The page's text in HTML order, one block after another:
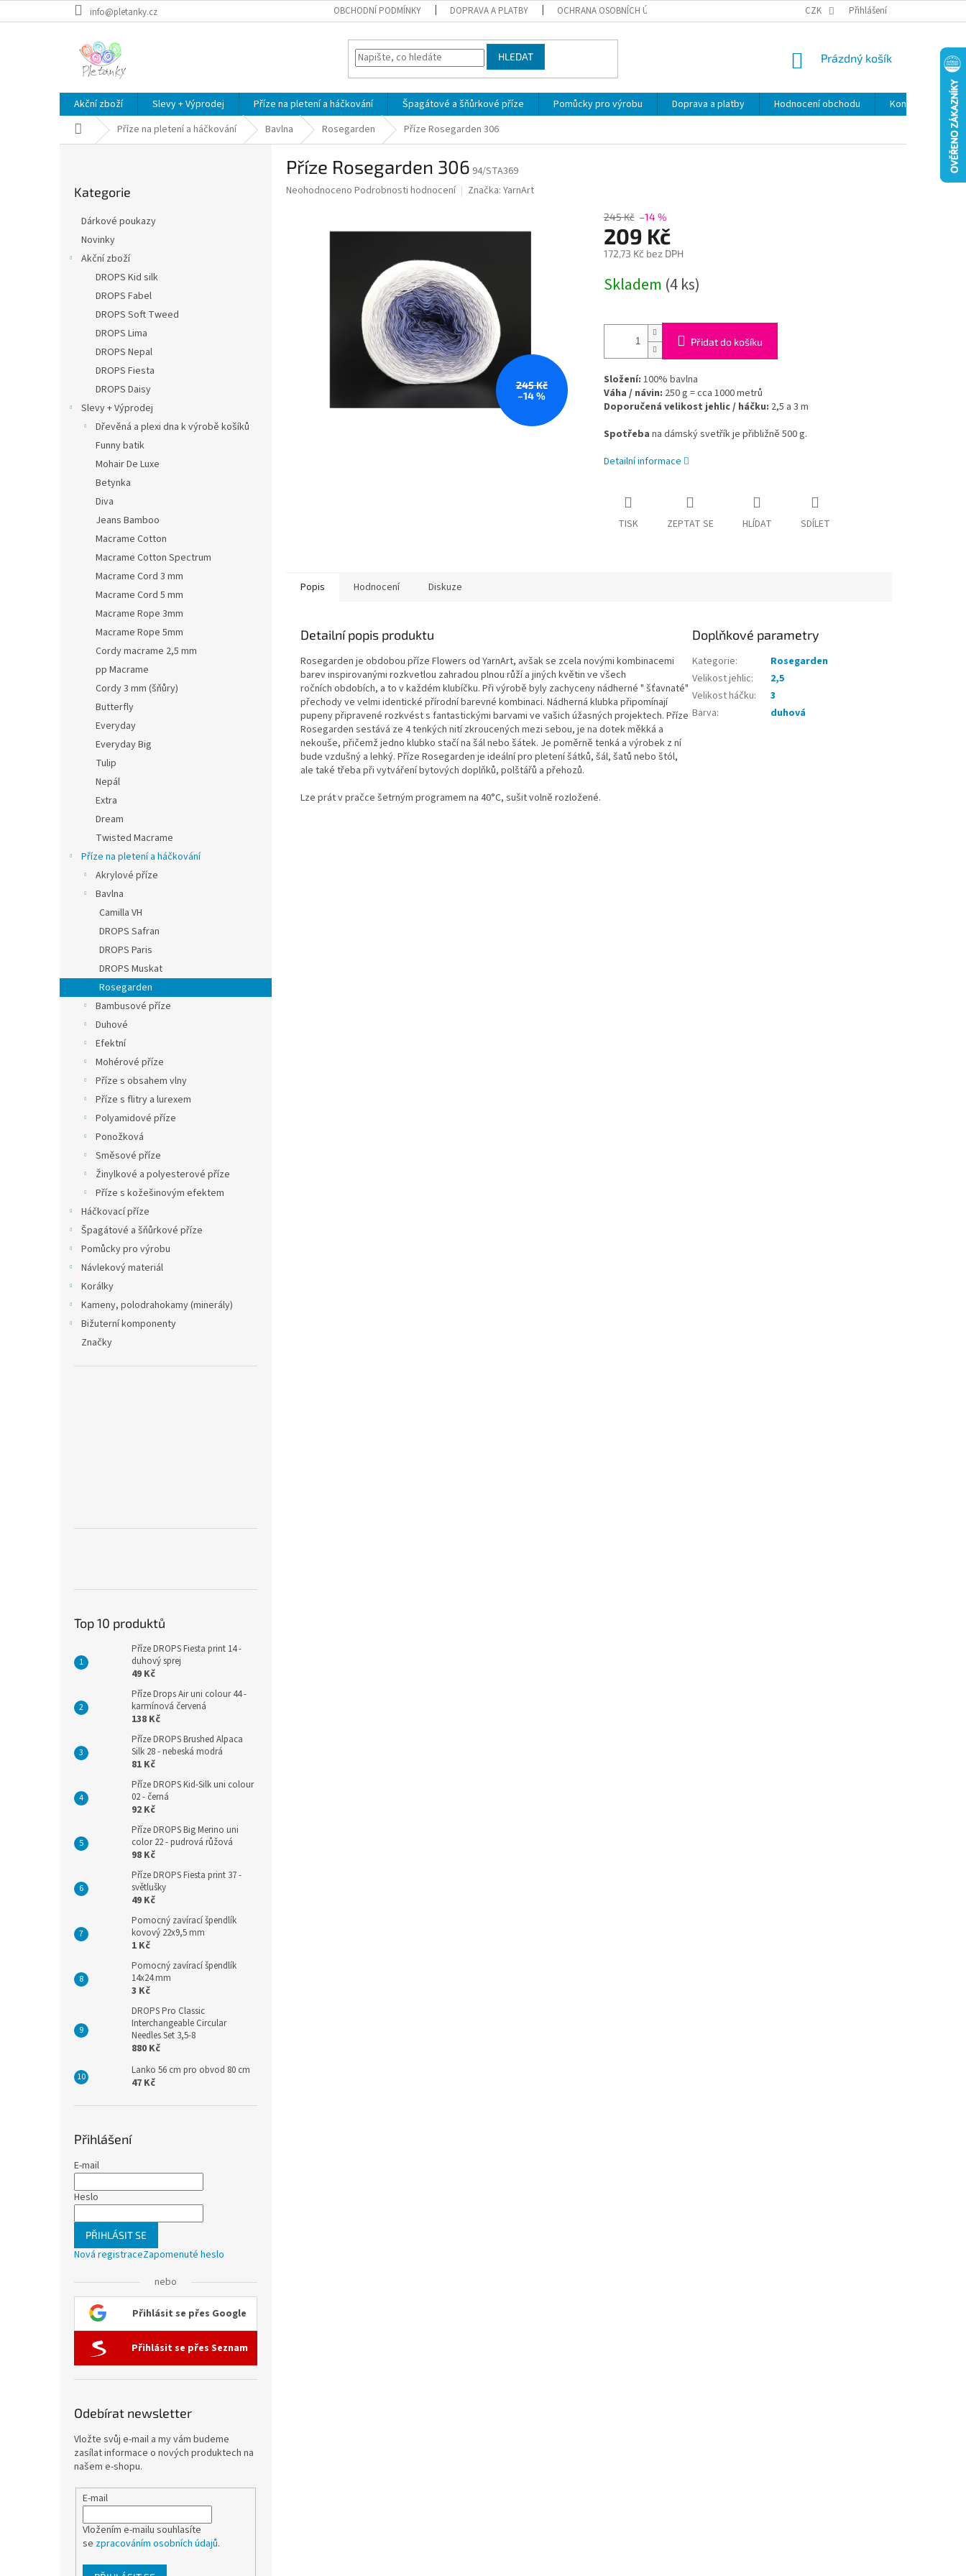
na
info@pletanky.cz OBCHODNÍ PODMÍNKY DOPRAVA A PLATBY OCHRANA OSOBNÍCH ÚDAJŮ CZK Přihlášení
HLEDAT
NÁKUPNÍ
Prázdný košík
Akční zboží Slevy + Výprodej Příze na pletení a háčkování Špagátové a šňůrkové příze Pomůcky pro výrobu Doprava a platby Hodnocení obchodu Kontakty
Domů Příze na pletení a háčkování Bavlna Rosegarden Příze Rosegarden 306
kategorie
Kategorie
Dárkové poukazy
Novinky
Akční zboží
DROPS Kid silk
DROPS Fabel
DROPS Soft Tweed
DROPS Lima
DROPS Nepal
DROPS Fiesta
DROPS Daisy
Slevy + Výprodej
Dřevěná a plexi dna k výrobě košíků
Funny batik
Mohair De Luxe
Betynka
Diva
Jeans Bamboo
Macrame Cotton
Macrame Cotton Spectrum
Macrame Cord 3 mm
Macrame Cord 5 mm
Macrame Rope 3mm
Macrame Rope 5mm
Cordy macrame 2,5 mm
pp Macrame
Cordy 3 mm (šňůry)
Butterfly
Everyday
Everyday Big
Tulip
Nepál
Extra
Dream
Twisted Macrame
Příze na pletení a háčkování
Akrylové příze
Bavlna
Camilla VH
DROPS Safran
DROPS Paris
DROPS Muskat
Rosegarden
Bambusové příze
Duhové
Efektní
Mohérové příze
Příze s obsahem vlny
Příze s flitry a lurexem
Polyamidové příze
Ponožková
Směsové příze
Žinylkové a polyesterové příze
Příze s kožešinovým efektem
Háčkovací příze
Špagátové a šňůrkové příze
Pomůcky pro výrobu
Návlekový materiál
Korálky
Kameny, polodrahokamy (minerály)
Bižuterní komponenty
Značky
Top 10 produktů
Příze DROPS Fiesta print 14 -
duhový sprej
49 Kč
Příze Drops Air uni colour 44 -
karmínová červená
138 Kč
Příze DROPS Brushed Alpaca
Silk 28 - nebeská modrá
81 Kč
Příze DROPS Kid-Silk uni colour
02 - černá
92 Kč
Příze DROPS Big Merino uni
color 22 - pudrová růžová
98 Kč
Příze DROPS Fiesta print 37 -
světlušky
49 Kč
Pomocný zavírací špendlík
kovový 22x9,5 mm
1 Kč
Pomocný zavírací špendlík
14x24 mm
3 Kč
DROPS Pro Classic
Interchangeable Circular
Needles Set 3,5-8
880 Kč
Lanko 56 cm pro obvod 80 cm
47 Kč
Přihlášení
E-mail
Heslo
PŘIHLÁSIT SE
Nová registraceZapomenuté heslo
nebo
Přihlásit se přes Google
Přihlásit se přes Seznam
Odebírat newsletter
Vložte svůj e-mail a my vám budeme
zasílat informace o nových produktech na
našem e-shopu.
E-mail
Vložením e-mailu souhlasíte
se zpracováním osobních údajů.
Příze Rosegarden 306 94/STA369
Průměrné
Neohodnoceno Podrobnosti hodnocení Značka: YarnArt
245 Kč
–14 %
245 Kč –14 %
209 Kč
172,73 Kč bez DPH
cena:
Skladem (4 ks)
Přidat do košíku
Složení: 100% bavlna
Váha / návin: 250 g = cca 1000 metrů
Doporučená velikost jehlic / háčku: 2,5 a 3 m
Spotřeba na dámský svetřík je přibližně 500 g.
Detailní informace
TISK ZEPTAT SE HLÍDAT SDÍLET
Popis Hodnocení Diskuze
Detailní popis produktu
Rosegarden je obdobou příze Flowers od YarnArt, avšak se zcela novými kombinacemi
barev inspirovanými rozkvetlou zahradou plnou růží a jiných květin ve všech
ročních obdobích, a to v každém klubíčku. Při výrobě byly zachyceny nádherné " šťavnaté"
přechody ve velmi identické přírodní barevné kombinaci. Nádherná klubka připomínají
pupeny připravené rozkvést s fantastickými barvami ve vašich úžasných projektech. Příze
Rosegarden sestává ze 4 tenkých nití zkroucených mezi sebou, je na dotek měkká a
nekouše, přičemž jedno klubko stačí na šál nebo šátek. Je poměrně tenká a výrobek z ní
bude vzdušný a lehký. Příze Rosegarden je ideální pro pletení šátků, šál, šatů nebo štól,
ale také třeba při vytváření bytových doplňků, polštářů a přehozů.
Lze prát v pračce šetrným programem na 40°C, sušit volně rozložené.
Doplňkové parametry
Kategorie:
Rosegarden
Velikost jehlic:
2,5
Velikost háčku:
3
Barva: duhová